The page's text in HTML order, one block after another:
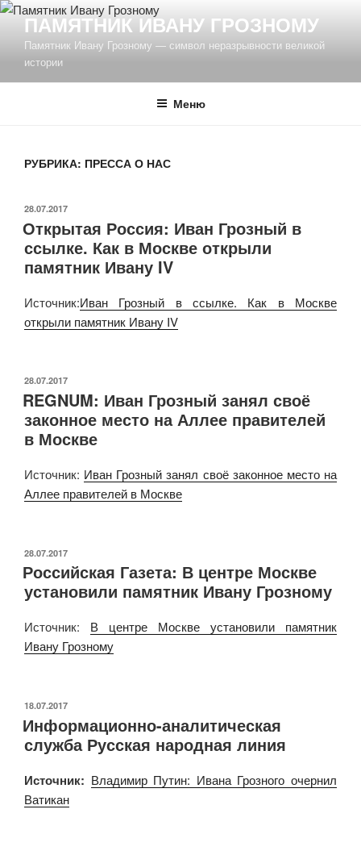
Перейти
содержимому
ПАМЯТНИК ИВАНУ ГРОЗНОМУ
Памятник Ивану Грозному — символ неразрывности великой
истории
Меню
РУБРИКА: ПРЕССА О НАС
ОПУБЛИКОВАНО
28.07.2017
Открытая Россия: Иван Грозный в
ссылке. Как в Москве открыли
памятник Ивану IV
Источник:Иван Грозный в ссылке. Как в Москве
открыли памятник Ивану IV
ОПУБЛИКОВАНО
28.07.2017
REGNUM: Иван Грозный занял своё
законное место на Аллее правителей
в Москве
Источник: Иван Грозный занял своё законное место на
Аллее правителей в Москве
ОПУБЛИКОВАНО
28.07.2017
Российская Газета: В центре Москве
установили памятник Ивану Грозному
Источник: В центре Москве установили памятник
Ивану Грозному
ОПУБЛИКОВАНО
18.07.2017
Информационно-аналитическая
служба Русская народная линия
Источник: Владимир Путин: Ивана Грозного очернил
Ватикан